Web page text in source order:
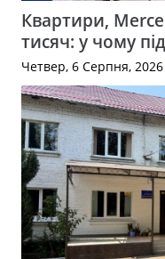
Квартири,
тисяч: у чому
Четвер, 6 Серпня, 2026